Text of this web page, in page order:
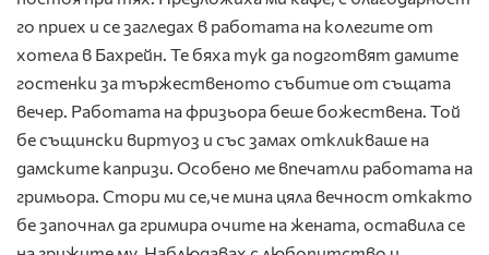
го приех и се загледах в работата на колегите от
хотела в Бахрейн. Те бяха тук да подготвят дамите
гостенки за тържественото събитие от същата
вечер. Работата на фризьора беше божествена. Той
бе същински виртуоз и със замах откликваше на
дамските капризи. Особено ме впечатли работата на
гримьора. Стори ми се,че мина цяла вечност откакто
бе започнал да гримира очите на жената, оставила се